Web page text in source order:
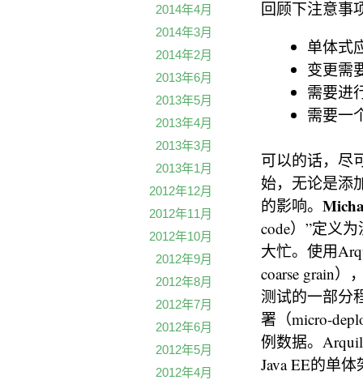
回顾下注意事
单体式
变更需
需要进
需要一
可以的话，尽
始，无论是添
的影响。
code）”定义
大忙。使用
coarse grain
测试的一部分
署（micro-
例数据。
Java EE的单
2014年4月
2014年3月
2014年2月
2013年6月
2013年5月
2013年4月
2013年3月
2013年1月
2012年12月
2012年11月
2012年10月
2012年9月
2012年8月
2012年7月
2012年6月
2012年5月
2012年4月